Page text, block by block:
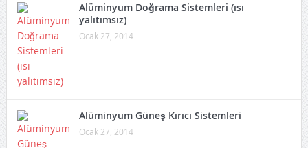
Alüminyum Doğrama Sistemleri (ısı
yalıtımsız)
Ocak 27, 2014
Alüminyum Güneş Kırıcı Sistemleri
Ocak 27, 2014